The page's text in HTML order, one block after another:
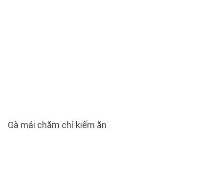
Gà mái chăm chỉ kiếm ăn